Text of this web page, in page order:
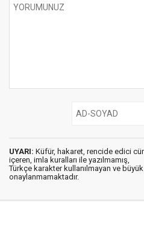
UYARI: Küfür, hakaret, rencide edici
içeren, imla kuralları ile yazılmamış,
Türkçe karakter kullanılmayan ve
onaylanmamaktadır.